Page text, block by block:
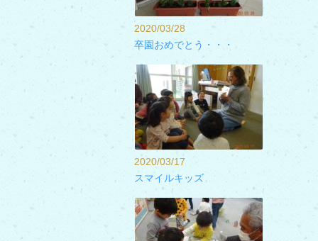
2020/03/28
卒園おめでとう・・・
2020/03/17
スマイルキッズ